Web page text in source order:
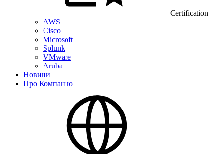
Certification
AWS
Cisco
Microsoft
Splunk
VMware
Aruba
Новини
Про Компанію